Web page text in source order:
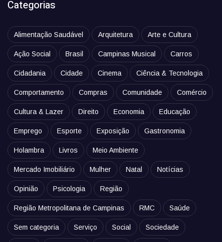
Categorias
Alimentação Saudável Arquitetura Arte e Cultura
Ação Social Brasil Campinas Musical Carros
Cidadania Cidade Cinema Ciência & Tecnologia
Comportamento Compras Comunidade Comércio
Cultura & Lazer Direito Economia Educação
Emprego Esporte Exposição Gastronomia
Holambra Livros Meio Ambiente
Mercado Imobiliário Mulher Natal Notícias
Opinião Psicologia Região
Região Metropolitana de Campinas RMC Saúde
Sem categoria Serviço Social Sociedade